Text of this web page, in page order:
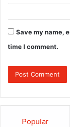
Save my name,
time I comment.
Popular